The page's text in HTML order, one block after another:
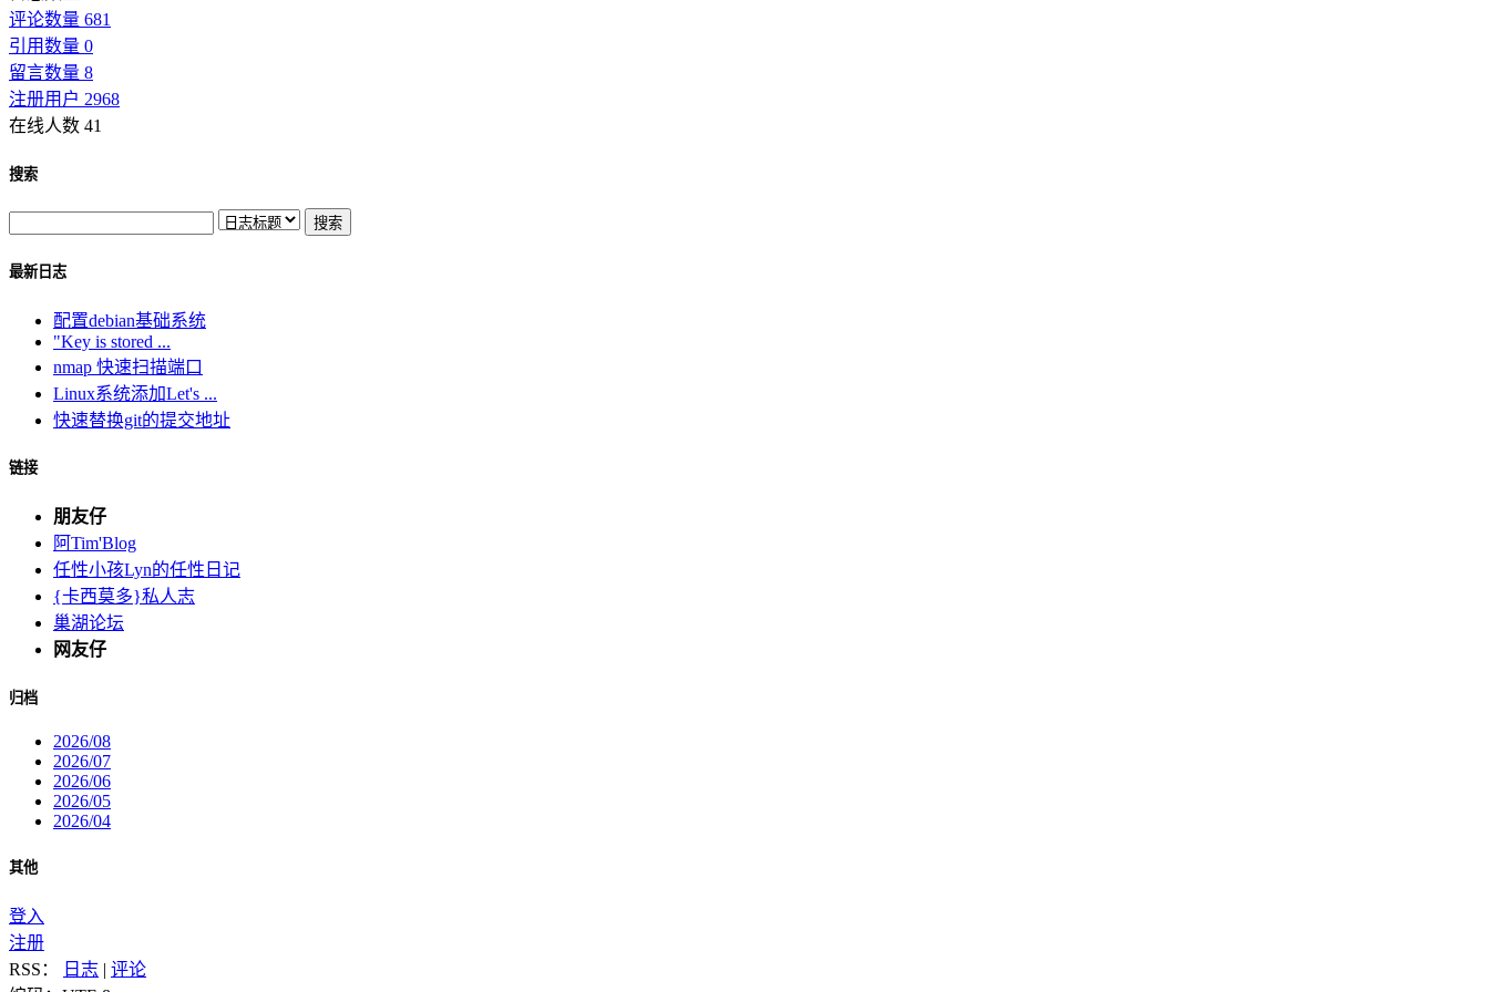
评论数量 681
引用数量 0
留言数量 8
注册用户 2968
在线人数 41
搜索
最新日志
配置debian基础系统
"Key is stored ...
nmap 快速扫描端口
Linux系统添加Let's ...
快速替换git的提交地址
链接
朋友仔
阿Tim'Blog
任性小孩Lyn的任性日记
{卡西莫多}私人志
巢湖论坛
网友仔
归档
2026/08
2026/07
2026/06
2026/05
2026/04
其他
登入
注册
RSS：
日志 | 评论